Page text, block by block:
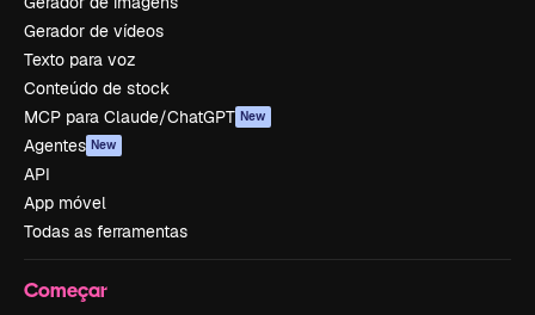
Gerador de vídeos
Texto para voz
Conteúdo de stock
MCP para Claude/ChatGPT New
Agentes New
API
App móvel
Todas as ferramentas
Começar